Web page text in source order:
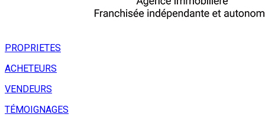
PROPRIETES
ACHETEURS
VENDEURS
TÉMOIGNAGES